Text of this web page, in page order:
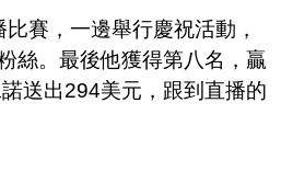
賽，一邊舉行慶祝活動，
絲。最後他獲得第八名，贏
送出294美元，跟到直播的